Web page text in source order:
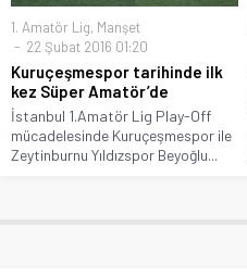
1. Amatör Lig, Manşet
22 Şubat 2016 01:20
Kuruçeşmespor tarihinde ilk
kez Süper Amatör’de
İstanbul 1.Amatör Lig Play-Off
mücadelesinde Kuruçeşmespor ile
Zeytinburnu Yıldızspor Beyoğlu...